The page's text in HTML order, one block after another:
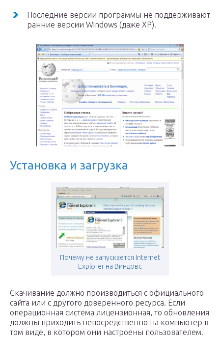
Последние версии программы не поддерживают
ранние версии Windows (даже XP).
Установка и загрузка
Почему не запускается Internet
Explorer на Виндовс
Скачивание должно производиться с официального
сайта или с другого доверенного ресурса. Если
операционная система лицензионная, то обновления
должны приходить непосредственно на компьютер в
том виде, в котором они настроены пользователем.